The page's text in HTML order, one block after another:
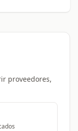
proveedores,